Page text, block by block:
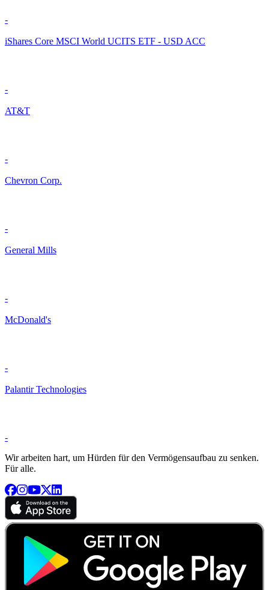
-
iShares Core MSCI World UCITS ETF - USD ACC
-
AT&T
-
Chevron Corp.
-
General Mills
-
McDonald's
-
Palantir Technologies
-
Wir arbeiten hart, um Hürden für den Vermögensaufbau zu senken.
Für alle.